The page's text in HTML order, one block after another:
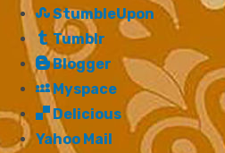
StumbleUpon
Tumblr
Blogger
Myspace
Delicious
Yahoo Mail